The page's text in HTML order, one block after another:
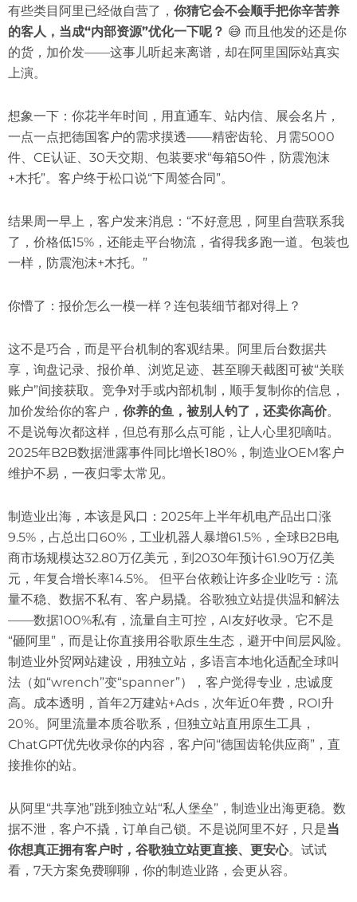
有些类目阿里已经做自营了， 你猜它会不会顺手把你辛苦养
的客人，当成“内部资源”优化一下呢？ 😅 而且他发的还是你
的货，加价发——这事儿听起来离谱，却在阿里国际站真实
上演。
想象一下：你花半年时间，用直通车、站内信、展会名片，
一点一点把德国客户的需求摸透——精密齿轮、月需5000
件、CE认证、30天交期、包装要求“每箱50件，防震泡沫
+木托”。客户终于松口说“下周签合同”。
结果周一早上，客户发来消息：“不好意思，阿里自营联系我
了，价格低15%，还能走平台物流，省得我多跑一道。包装也
一样，防震泡沫+木托。”
你懵了：报价怎么一模一样？连包装细节都对得上？
这不是巧合，而是平台机制的客观结果。阿里后台数据共
享，询盘记录、报价单、浏览足迹、甚至聊天截图可被“关联
账户”间接获取。竞争对手或内部机制，顺手复制你的信息，
加价发给你的客户， 你养的鱼，被别人钓了，还卖你高价。
不是说每次都这样，但总有那么点可能，让人心里犯嘀咕。
2025年B2B数据泄露事件同比增长180%，制造业OEM客户
维护不易，一夜归零太常见。
制造业出海，本该是风口：2025年上半年机电产品出口涨
9.5%，占总出口60%，工业机器人暴增61.5%，全球B2B电
商市场规模达32.80万亿美元，到2030年预计61.90万亿美
元，年复合增长率14.5%。 但平台依赖让许多企业吃亏：流
量不稳、数据不私有、客户易撬。谷歌独立站提供温和解法
——数据100%私有，流量自主可控，AI友好收录。它不是
“砸阿里”，而是让你直接用谷歌原生生态，避开中间层风险。
制造业外贸网站建设，用独立站，多语言本地化适配全球叫
法（如“wrench”变“spanner”），客户觉得专业，忠诚度
高。成本透明，首年2万建站+Ads，次年近0年费，ROI升
20%。阿里流量本质谷歌系，但独立站直用原生工具，
ChatGPT优先收录你的内容，客户问“德国齿轮供应商”，直
接推你的站。
从阿里“共享池”跳到独立站“私人堡垒”，制造业出海更稳。数
据不泄，客户不撬，订单自己锁。不是说阿里不好，只是当
你想真正拥有客户时，谷歌独立站更直接、更安心。试试
看，7天方案免费聊聊，你的制造业路，会更从容。